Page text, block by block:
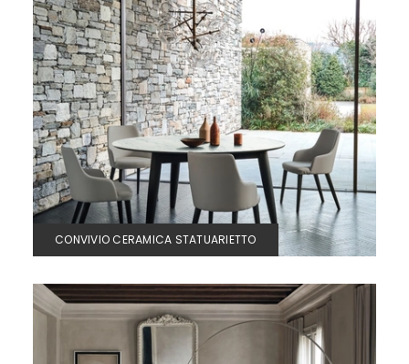
CONVIVIO CERAMICA STATUARIETTO